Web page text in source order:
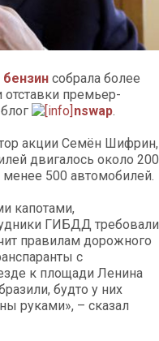
бензин собрала более
премьер-
nswap.
акции Семён Шифрин,
двигалось около 200
500 автомобилей.
капотами,
ГИБДД требовали
правилам дорожного
с
к площади Ленина
будто у них
руками», – сказал